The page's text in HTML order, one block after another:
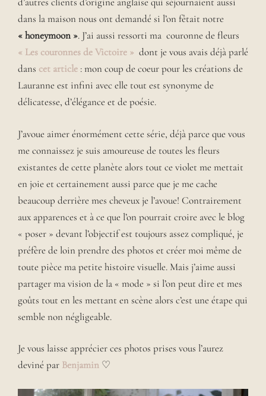
dans la maison nous ont demandé si l’on fêtait notre
« honeymoon ». J’ai aussi ressorti ma couronne de fleurs
« Les couronnes de Victoire » dont je vous avais déjà parlé
dans cet article : mon coup de coeur pour les créations de
Lauranne est infini avec elle tout est synonyme de
délicatesse, d’élégance et de poésie.
J’avoue aimer énormément cette série, déjà parce que vous
me connaissez je suis amoureuse de toutes les fleurs
existantes de cette planète alors tout ce violet me mettait
en joie et certainement aussi parce que je me cache
beaucoup derrière mes cheveux je l’avoue! Contrairement
aux apparences et à ce que l’on pourrait croire avec le blog
« poser » devant l’objectif est toujours assez compliqué, je
préfère de loin prendre des photos et créer moi même de
toute pièce ma petite histoire visuelle. Mais j’aime aussi
partager ma vision de la « mode » si l’on peut dire et mes
goûts tout en les mettant en scène alors c’est une étape qui
semble non négligeable.
Je vous laisse apprécier ces photos prises vous l’aurez
deviné par Benjamin ♡